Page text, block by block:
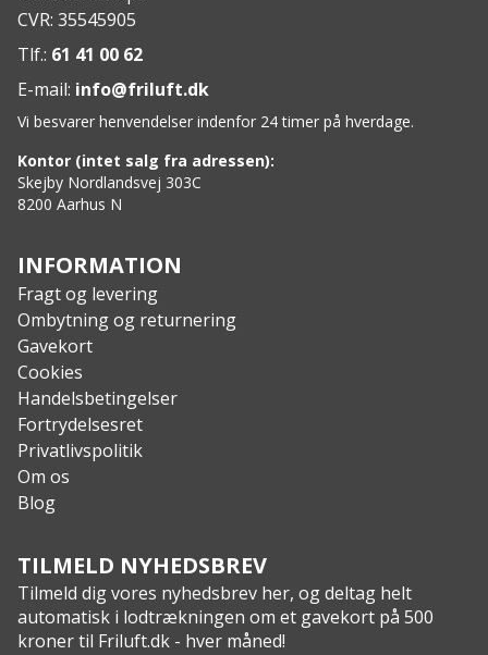
stor mængde udstyr.
Features:
Let buet køllinje for øget manøvredygtighed
Massiv stabilitet under udfordrende forhold
Stor kapacitet til tunge laster og udstyr
Ideel til store søer og åbent vand
Specs:
Gunwale Bredde:
Maksimal Bredde:
Vandlinje Bredde:93,345 cm
Agterdybde:
Centerdybde:
Forendens Dybde:
Rocker:3,81 cm
CVR: 35545905
Tlf.: 61 41 00 62
E-mail: info@friluft.dk
Vi besvarer henvendelser indenfor 24 timer på hverdage.
Kontor (intet salg fra adressen):
Skejby Nordlandsvej 303C
8200 Aarhus N
INFORMATION
Fragt og levering
Ombytning og returnering
Gavekort
Cookies
Handelsbetingelser
Fortrydelsesret
Privatlivspolitik
Om os
Blog
TILMELD NYHEDSBREV
Tilmeld dig vores nyhedsbrev her, og deltag helt
automatisk i lodtrækningen om et gavekort på 500
kroner til Friluft.dk - hver måned!